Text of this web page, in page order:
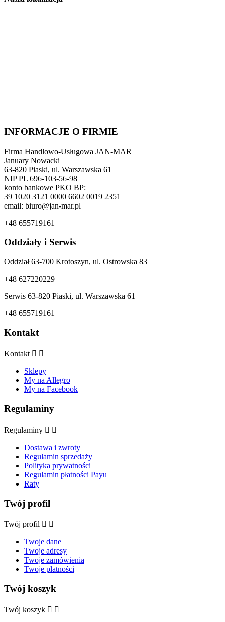
INFORMACJE O FIRMIE
Firma Handlowo-Usługowa JAN-MAR
January Nowacki
63-820 Piaski, ul. Warszawska 61
NIP PL 696-103-56-98
konto bankowe PKO BP:
39 1020 3121 0000 6602 0019 2351
email: biuro@jan-mar.pl
+48 655719161
Oddziały i Serwis
Oddział 63-700 Krotoszyn, ul. Ostrowska 83
+48 627220229
Serwis 63-820 Piaski, ul. Warszawska 61
+48 655719161
Kontakt
Kontakt  
Sklepy
My na Allegro
My na Facebook
Regulaminy
Regulaminy  
Dostawa i zwroty
Regulamin sprzedaży
Polityka prywatności
Regulamin płatności Payu
Raty
Twój profil
Twój profil  
Twoje dane
Twoje adresy
Twoje zamówienia
Twoje płatności
Twój koszyk
Twój koszyk  